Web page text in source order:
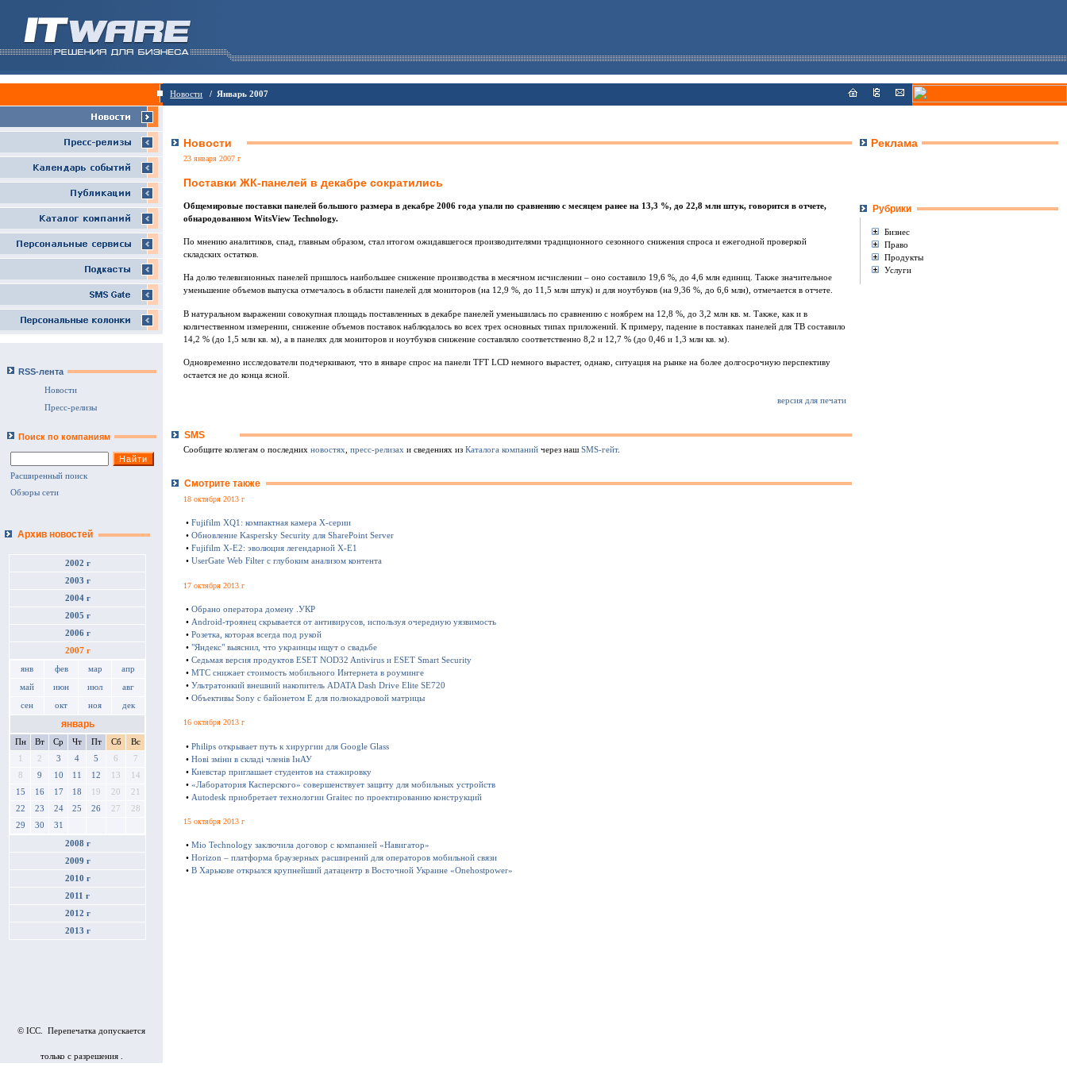
Новости / Январь 2007
RSS-лента
Новости
Пресс-релизы
Поиск по компаниям
Расширенный поиск
Обзоры сети
Архив новостей
2002 г
2003 г
2004 г
2005 г
2006 г
2007 г
янв фев мар апр
май июн июл авг
сен окт ноя дек
январь
Пн Вт Ср Чт Пт Сб
Вс
1
2 3 4 5 6
7
8
9 10 11 12 13
14
15
16 17 18 19 20
21
22
23 24 25 26 27
28
29
30 31
2008 г
2009 г
2010 г
2011 г
2012 г
2013 г
© ICC. Перепечатка допускается
только с разрешения .
Новости
23 января 2007 г
Поставки ЖК-панелей в декабре сократились
Общемировые поставки панелей большого размера в декабре 2006 года упали по сравнению с месяцем ранее на 13,3 %, до 22,8 млн штук, говорится в отчете,
обнародованном WitsView Technology.
По мнению аналитиков, спад, главным образом, стал итогом ожидавшегося производителями традиционного сезонного снижения спроса и ежегодной проверкой
складских остатков.
На долю телевизионных панелей пришлось наибольшее снижение производства в месячном исчислении – оно составило 19,6 %, до 4,6 млн единиц. Также значительное
уменьшение объемов выпуска отмечалось в области панелей для мониторов (на 12,9 %, до 11,5 млн штук) и для ноутбуков (на 9,36 %, до 6,6 млн), отмечается в отчете.
В натуральном выражении совокупная площадь поставленных в декабре панелей уменьшилась по сравнению с ноябрем на 12,8 %, до 3,2 млн кв. м. Также, как и в
количественном измерении, снижение объемов поставок наблюдалось во всех трех основных типах приложений. К примеру, падение в поставках панелей для ТВ составило
14,2 % (до 1,5 млн кв. м), а в панелях для мониторов и ноутбуков снижение составляло соответственно 8,2 и 12,7 % (до 0,46 и 1,3 млн кв. м).
Одновременно исследователи подчеркивают, что в январе спрос на панели TFT LCD немного вырастет, однако, ситуация на рынке на более долгосрочную перспективу
остается не до конца ясной.
версия для печати
SMS
Сообщите коллегам о последних новостях пресс-релизах и сведениях из Каталога компаний через наш SMS-гейт.
Смотрите также
18 октября 2013 г
• Fujifilm XQ1: компактная камера Х-серии
• Обновление Kaspersky Security для SharePoint Server
• Fujifilm X-E2: эволюция легендарной X-E1
• UserGate Web Filter с глубоким анализом контента
17 октября 2013 г
• Обрано оператора домену .УКР
• Android-троянец скрывается от антивирусов, используя очередную уязвимость
• Розетка, которая всегда под рукой
• "Яндекс" выяснил, что украинцы ищут о свадьбе
• Седьмая версия продуктов ESET NOD32 Antivirus и ESET Smart Security
• МТС снижает стоимость мобильного Интернета в роуминге
• Ультратонкий внешний накопитель ADATA Dash Drive Elite SE720
• Объективы Sony с байонетом E для полнокадровой матрицы
16 октября 2013 г
• Philips открывает путь к хирургии для Google Glass
• Нові зміни в складі членів ІнАУ
• Киевстар приглашает студентов на стажировку
• «Лаборатория Касперского» совершенствует защиту для мобильных устройств
• Autodesk приобретает технологии Graitec по проектированию конструкций
15 октября 2013 г
• Mio Technology заключила договор с компанией «Навигатор»
• Horizon – платформа браузерных расширений для операторов мобильной связи
• В Харькове открылся крупнейший датацентр в Восточной Украине «Onehostpower»
Реклама
Рубрики
Бизнес
Право
Продукты
Услуги